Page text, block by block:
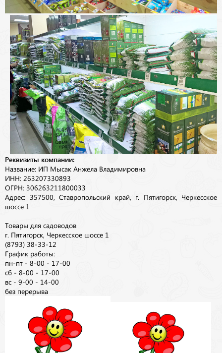
Реквизиты компании:
Название: ИП Мысак Анжела Владимировна
ИНН: 263207330893
ОГРН: 306263211800033
Адрес: 357500, Ставропольский край, г. Пятигорск, Черкесское
шоссе 1
Товары для садоводов
г. Пятигорск, Черкесское шоссе 1
(8793) 38-33-12
График работы:
пн-пт - 8-00 - 17-00
сб - 8-00 - 17-00
вс - 9-00 - 14-00
без перерыва